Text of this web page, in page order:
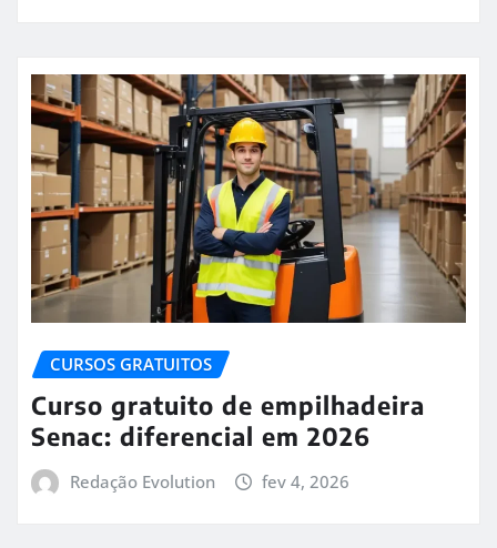
CURSOS GRATUITOS
Curso gratuito de empilhadeira
Senac: diferencial em 2026
Redação Evolution fev 4, 2026